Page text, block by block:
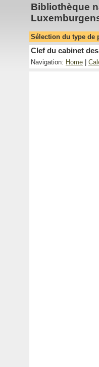
Bibliothèque
Sélection du type de
Clef du cabinet
Navigation: Home